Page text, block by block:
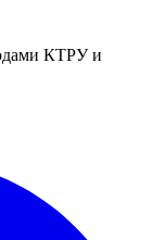
КТРУ и